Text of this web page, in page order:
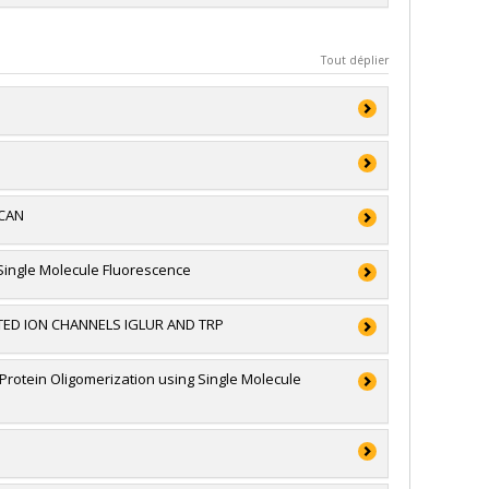
Tout déplier
du Canada (CRSNG)
individuelle ou de groupe
Government)
Molecule Fluorescence
du Canada (CRSNG)
individuelle ou de groupe
ION CHANNELS IGLUR AND TRP
Oligomerization using Single Molecule
du Canada (CRSNG)